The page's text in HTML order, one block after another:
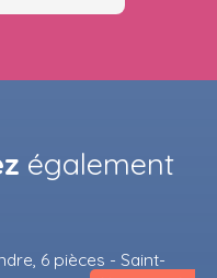
également